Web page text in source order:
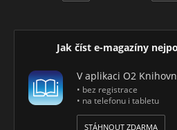
Jak číst e-magazíny
V aplikaci O2
• bez registrace
• na telefonu i tabletu
STÁHNOUT ZDARMA